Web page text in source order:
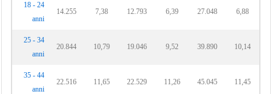
18 - 24
anni
14.255 7,38 12.793 6,39 27.048 6,88
25 - 34
anni
20.844 10,79 19.046 9,52 39.890 10,14
35 - 44
anni
22.516 11,65 22.529 11,26 45.045 11,45